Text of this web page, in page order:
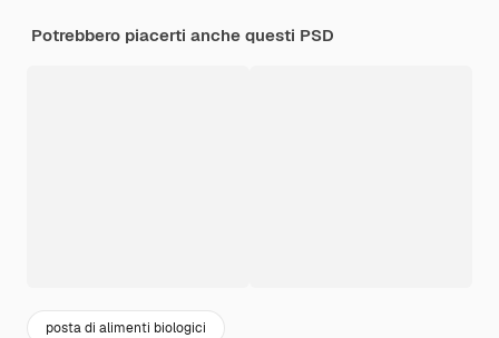
Potrebbero piacerti anche questi PSD
posta di alimenti biologici